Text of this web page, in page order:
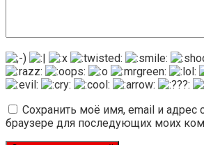
Сохранить моё имя, email и адрес
браузере для последующих моих